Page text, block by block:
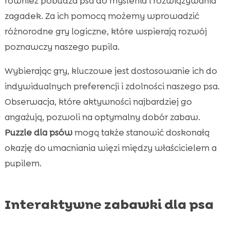
zagadek. Za ich pomocą możemy wprowadzić
różnorodne gry logiczne, które wspierają rozwój
poznawczy naszego pupila.
Wybierając gry, kluczowe jest dostosowanie ich do
indywidualnych preferencji i zdolności naszego psa.
Obserwacja, które aktywności najbardziej go
angażują, pozwoli na optymalny dobór zabaw.
Puzzle dla psówmogą także stanowić doskonałą
okazję do umacniania więzi między właścicielem a
pupilem.
Interaktywne zabawki dla psa